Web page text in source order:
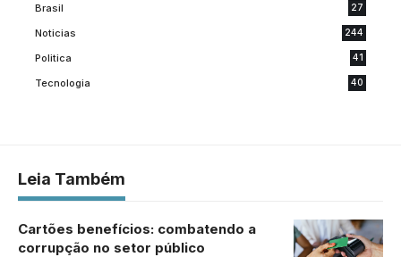
Brasil 27
Noticias 244
Politica 41
Tecnologia 40
Leia Também
Cartões benefícios: combatendo a
corrupção no setor público